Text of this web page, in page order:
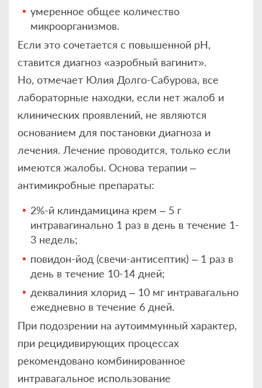
умеренное общее количество
микроорганизмов.
Если это сочетается с повышенной рН,
ставится диагноз «аэробный вагинит».
Но, отмечает Юлия Долго-Сабурова, все
лабораторные находки, если нет жалоб и
клинических проявлений, не являются
основанием для постановки диагноза и
лечения. Лечение проводится, только если
имеются жалобы. Основа терапии –
антимикробные препараты:
2%-й клиндамицина крем – 5 г
интравагинально 1 раз в день в течение 1-
3 недель;
повидон-йод (свечи-антисептик) – 1 раз в
день в течение 10-14 дней;
деквалиния хлорид – 10 мг интравагально
ежедневно в течение 6 дней.
При подозрении на аутоиммунный характер,
при рецидивирующих процессах
рекомендовано комбинированное
интравагальное использование